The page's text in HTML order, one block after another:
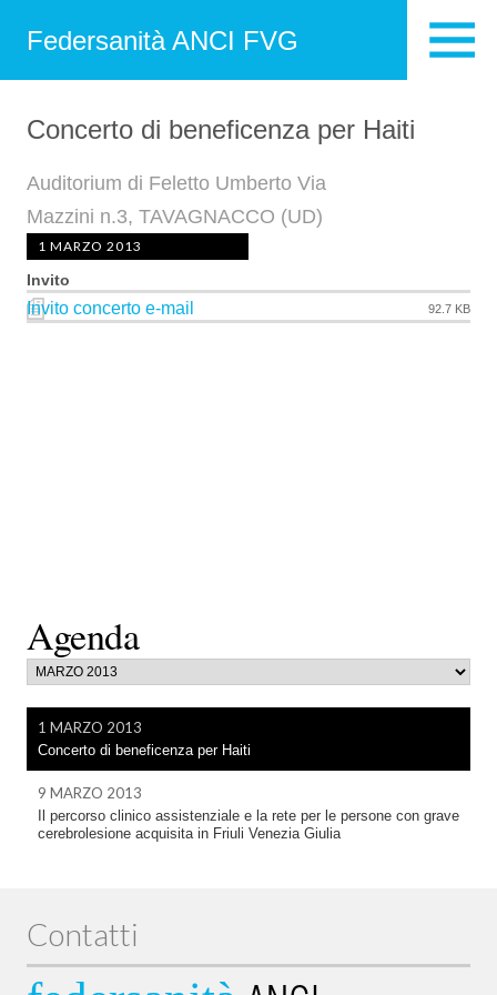
Federsanità ANCI FVG
Agenda
1 MARZO 2013
Concerto di beneficenza per Haiti
9 MARZO 2013
Il percorso clinico assistenziale e la rete per le persone con grave
cerebrolesione acquisita in Friuli Venezia Giulia
Concerto di beneficenza per Haiti
Auditorium di Feletto Umberto Via
Mazzini n.3, TAVAGNACCO (UD)
1 MARZO 2013
Invito
Invito concerto e-mail 92.7 KB
Contatti